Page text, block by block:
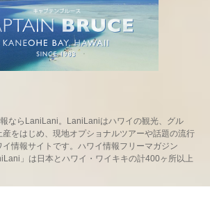
ならLaniLani。LaniLaniはハワイの観光、グル
産をはじめ、現地オプショナルツアーや話題の流行
情報サイトです。ハワイ情報フリーマガジン
」は日本とハワイ・ワイキキの計400ヶ所以上